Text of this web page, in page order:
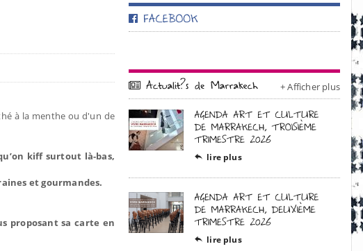
à la menthe ou d'un de
kiff surtout là-bas,
et gourmandes.
proposant sa carte en
+ Afficher plus
 lire plus
 lire plus